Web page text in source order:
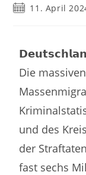
11. April
Die
und des
der
fast sechs